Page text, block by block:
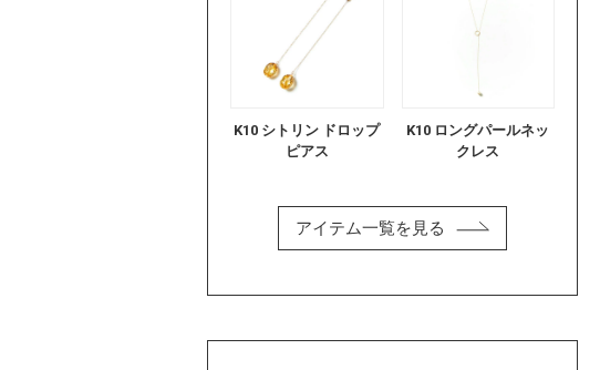
K10 シトリン ドロップ
ピアス
K10 ロングパールネッ
クレス
アイテム一覧を見る